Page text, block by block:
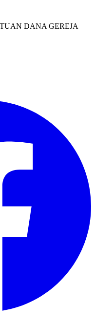
DANA GEREJA